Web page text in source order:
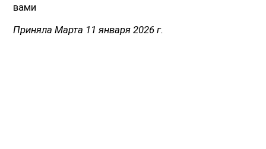
вами
Приняла Марта 11 января 2026 г.